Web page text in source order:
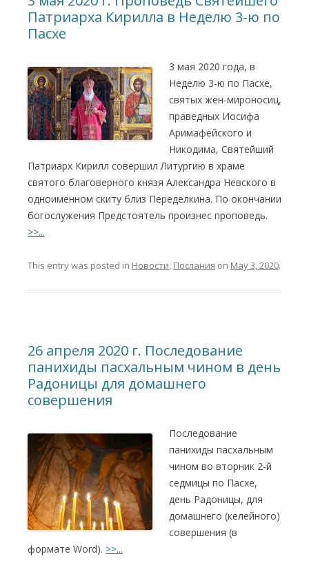
Патриарха Кирилла в Неделю 3-ю по
Пасхе
3 мая 2020 года, в
Неделю 3-ю по Пасхе,
святых жен-мироносиц,
праведных Иосифа
Аримафейского и
Никодима, Святейший
Патриарх Кирилл совершил Литургию в храме
святого благоверного князя Александра Невского в
одноименном скиту близ Переделкина. По окончании
богослужения Предстоятель произнес проповедь.
>>...
This entry was posted in Новости, Послания on May 3, 2020.
26 апреля 2020 г. Последование
панихиды пасхальным чином в день
Радоницы для домашнего
совершения
Последование
панихиды пасхальным
чином во вторник 2-й
седмицы по Пасхе,
день Радоницы, для
домашнего (келейного)
совершения (в
формате Word). >>...